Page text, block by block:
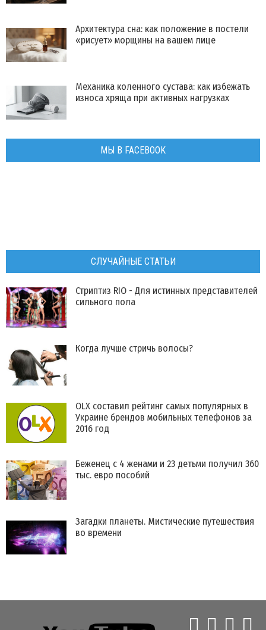
Архитектура сна: как положение в постели
«рисует» морщины на вашем лице
Механика коленного сустава: как избежать
износа хряща при активных нагрузках
МЫ В FACEBOOK
СЛУЧАЙНЫЕ СТАТЬИ
Стриптиз RIO - Для истинных представителей
сильного пола
Когда лучше стричь волосы?
OLX составил рейтинг самых популярных в
Украине брендов мобильных телефонов за
2016 год
​Беженец с 4 женами и 23 детьми получил 360
тыс. евро пособий
Загадки планеты. Мистические путешествия
во времени